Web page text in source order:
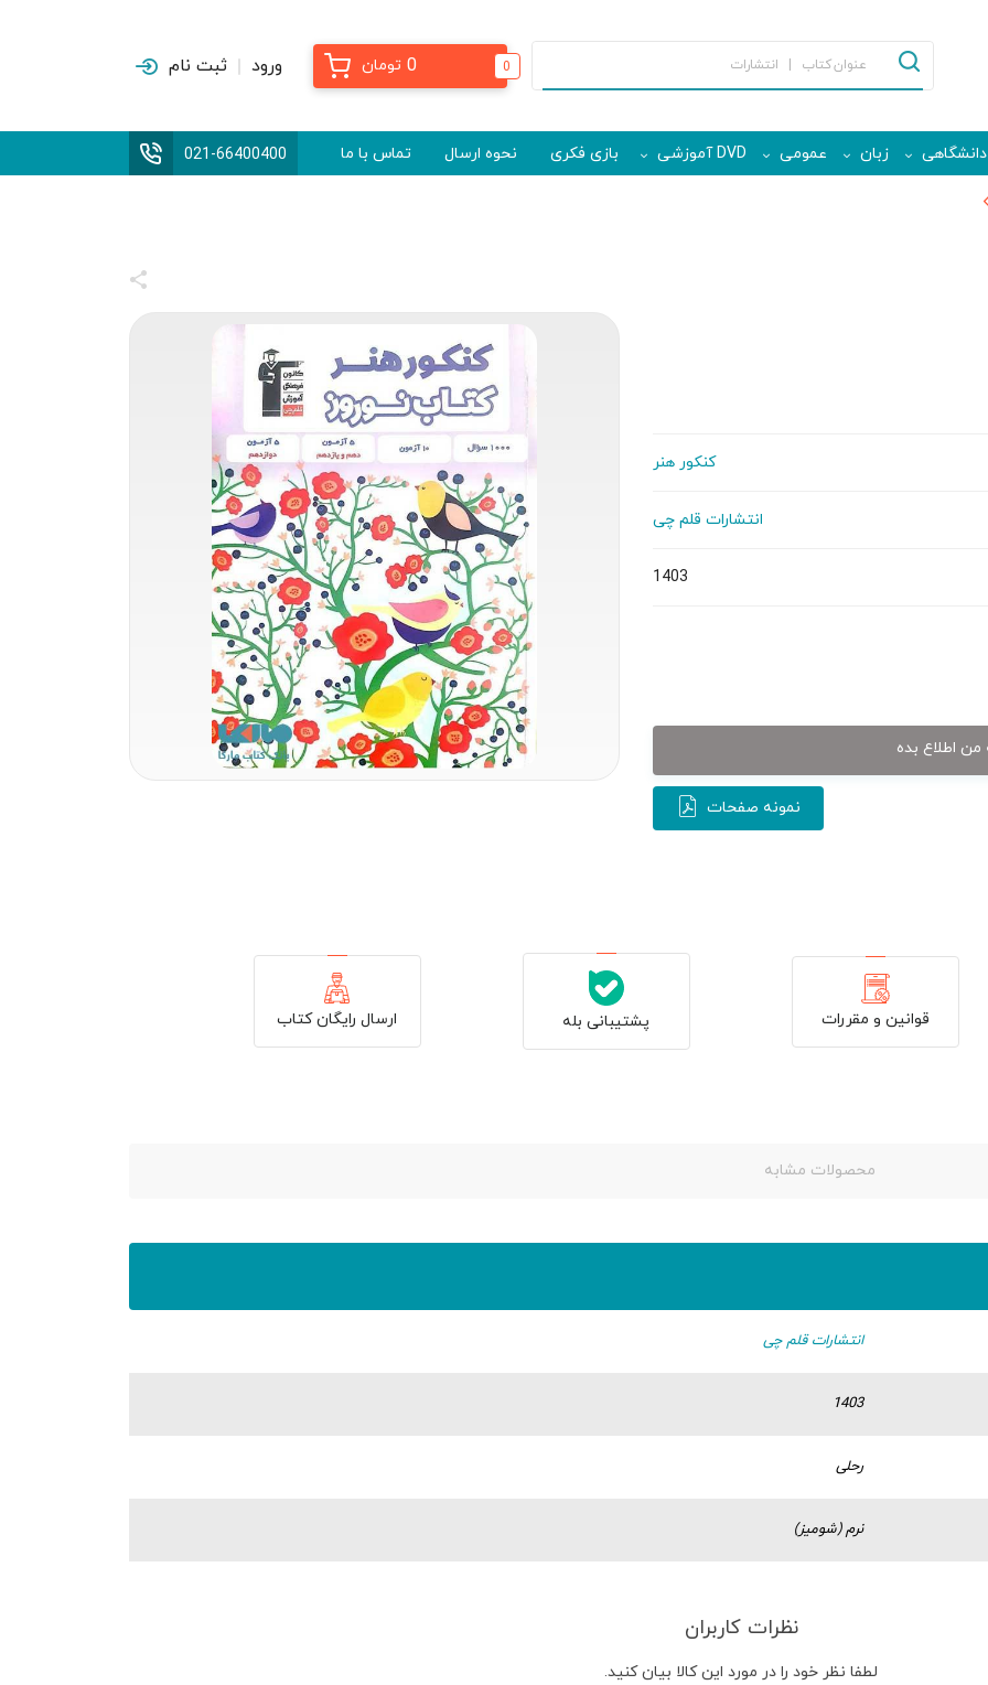
0
0 تومان ورود ثبت نام
دانشگاهی زبان عمومی DVD آموزشی بازی فکری نحوه ارسال تماس با ما 021-66400400
کنکور هنر
انتشارات قلم چی
1403
اطلاع بده
نمونه صفحات
قوانین و مقررات پشتیبانی بله ارسال رایگان کتاب
محصولات مشابه
انتشارات قلم چی
1403
رحلی
نرم (شومیز)
نظرات کاربران
لطفا نظر خود را در مورد این کالا بیان کنید.